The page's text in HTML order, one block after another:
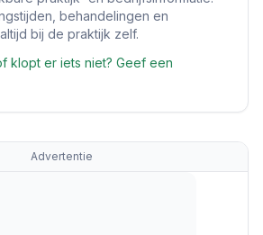
behandelingen en
bij de praktijk zelf.
klopt er iets niet? Geef een
Advertentie